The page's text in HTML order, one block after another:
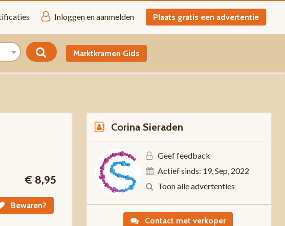
Inloggen en aanmelden Plaats gratis een advertentie
Marktkramen Gids
€ 8,95
Bewaren?
Corina Sieraden
Geef feedback
Actief sinds: 19, Sep, 2022
Toon alle advertenties
Contact met verkoper